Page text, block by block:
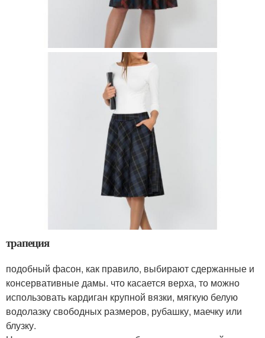
трапеция
подобный фасон, как правило, выбирают сдержанные и
консервативные дамы. что касается верха, то можно
использовать кардиган крупной вязки, мягкую белую
водолазку свободных размеров, рубашку, маечку или
блузку.